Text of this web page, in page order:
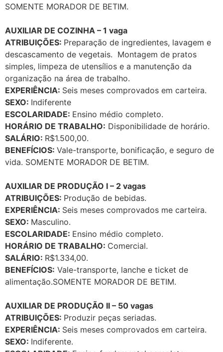
SOMENTE MORADOR DE BETIM.
AUXILIAR DE COZINHA – 1 vaga
ATRIBUIÇÕES: Preparação de ingredientes, lavagem e
descascamento de vegetais. Montagem de pratos
simples, limpeza de utensílios e a manutenção da
organização na área de trabalho.
EXPERIÊNCIA: Seis meses comprovados em carteira.
SEXO: Indiferente
ESCOLARIDADE: Ensino médio completo.
HORÁRIO DE TRABALHO: Disponibilidade de horário.
SALÁRIO: R$1.500,00.
BENEFÍCIOS: Vale-transporte, bonificação, e seguro de
vida. SOMENTE MORADOR DE BETIM.
AUXILIAR DE PRODUÇÃO I – 2 vagas
ATRIBUIÇÕES: Produção de bebidas.
EXPERIÊNCIA: Seis meses comprovados me carteira.
SEXO: Masculino.
ESCOLARIDADE: Ensino médio completo.
HORÁRIO DE TRABALHO: Comercial.
SALÁRIO: R$1.334,00.
BENEFÍCIOS: Vale-transporte, lanche e ticket de
alimentação.SOMENTE MORADOR DE BETIM.
AUXILIAR DE PRODUÇÃO II – 50 vagas
ATRIBUIÇÕES: Produzir peças seriadas.
EXPERIÊNCIA: Seis meses comprovados em carteira.
SEXO: Indiferente.